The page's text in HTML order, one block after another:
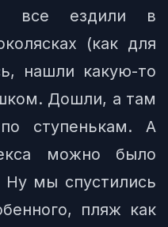
все ездили в
(как для
нашли какую-то
Дошли, а там
ступенькам. А
можно было
Ну мы спустились
пляж как